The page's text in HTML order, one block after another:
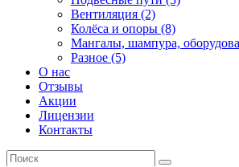
Вентиляция (2)
Колёса и опоры (8)
Мангалы, шампура,
Разное (5)
О нас
Отзывы
Акции
Лицензии
Контакты